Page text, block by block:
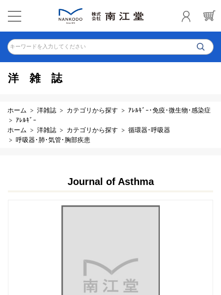
キーワードを入力してください
洋雑誌
ホーム 洋雑誌 カテゴリから探す
ｱﾚﾙｷﾞｰ･免疫･微生物･感染症
ｱﾚﾙｷﾞｰ
ホーム
洋雑誌 カテゴリから探す
循環器･呼吸器
呼吸器･肺･気管･胸部疾患
Journal of Asthma